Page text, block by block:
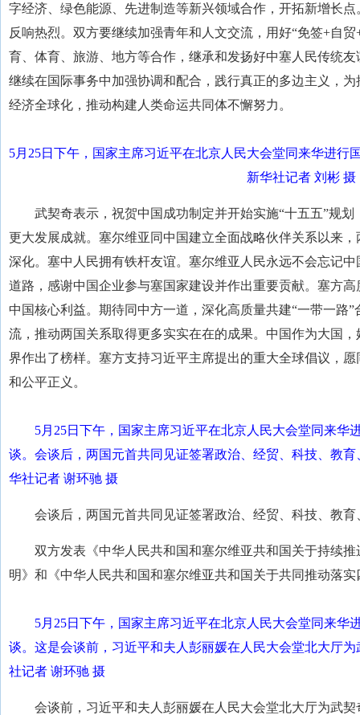
字经济、绿色能源、先进制造等新兴领域合作，开拓新增长
反响热烈。双方要继续加强青年和人文交流，用好“免签+自
育、体育、旅游、地方等合作，继承和发扬好中塞人民传统
继续在国际事务中加强协调和配合，践行真正的多边主义，
经济全球化，推动构建人类命运共同体不懈努力。
5月25日下午，国家主席习近平在北京人民大会堂同来华进行
新华社记者 刘彬 摄
武契奇表示，祝贺中国成功制定并开始实施“十五五”规
更大发展成就。塞尔维亚同中国建立全面战略伙伴关系以来
深化。塞中人民拥有铁杆友谊。塞尔维亚人民永远不会忘记
道路，感谢中国企业参与塞国家建设并作出重要贡献。塞方
中国核心利益。期待同中方一道，深化高质量共建“一带一路
流，推动两国关系取得更多实实在在的成果。中国作为大国
界作出了榜样。塞方支持习近平主席提出的重大全球倡议，
和公平正义。
5月25日下午，国家主席习近平在北京人民大会堂同来华
谈。会谈后，两国元首共同见证签署政治、经贸、科技、教
华社记者 谢环驰 摄
会谈后，两国元首共同见证签署政治、经贸、科技、教
双方发表《中华人民共和国和塞尔维亚共和国关于持续
明》和《中华人民共和国和塞尔维亚共和国关于共同推动落
5月25日下午，国家主席习近平在北京人民大会堂同来华
谈。这是会谈前，习近平和夫人彭丽媛在人民大会堂北大厅
社记者 谢环驰 摄
会谈前，习近平和夫人彭丽媛在人民大会堂北大厅为武